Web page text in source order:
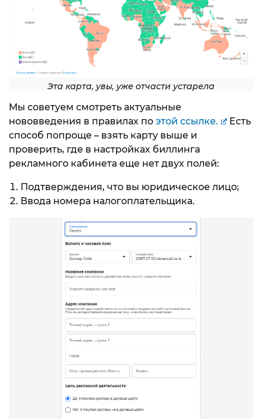
Эта карта, увы, уже отчасти устарела
Мы советуем смотреть актуальные
нововведения в правилах по этой ссылке.
Есть
способ попроще – взять карту выше и
проверить, где в настройках биллинга
рекламного кабинета еще нет двух полей:
Подтверждения, что вы юридическое лицо;
Ввода номера налогоплательщика.